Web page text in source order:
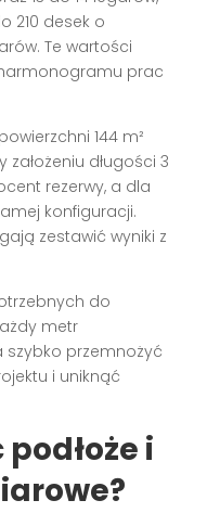
210 desek o
Te wartości
prac
144 m²
długości 3
rezerwy, a dla
konfiguracji.
zestawić wyniki z
do
metr
przemnożyć
i uniknąć
i